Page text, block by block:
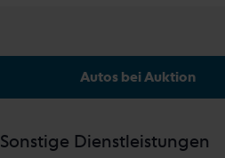
Autos bei Auktion
Sonstige Dienstleistungen